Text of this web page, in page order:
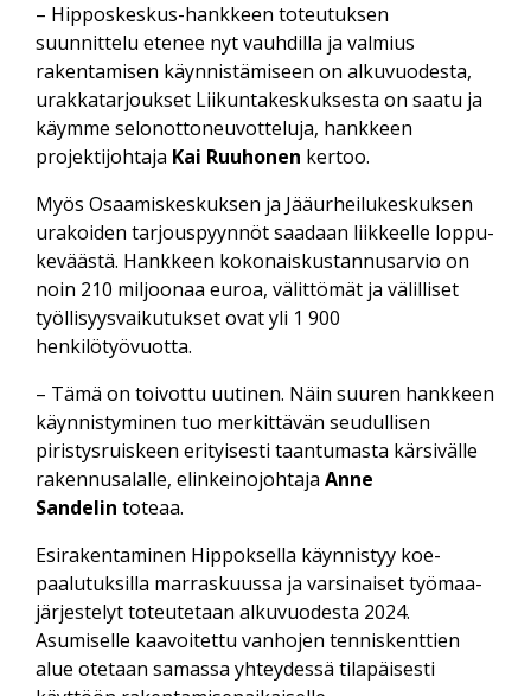
– Hipposkeskus-hankkeen toteutuksen
suunnittelu etenee nyt vauhdilla ja valmius
rakentamisen käynnistämiseen on alku­vuodesta,
urakka­tarjoukset Liikuntakeskuksesta on saatu ja
käymme selonotto­neuvotteluja, hankkeen
projektijohtaja Kai Ruuhonen kertoo.
Myös Osaamiskeskuksen ja Jääurheilukeskuksen
urakoiden tarjous­pyynnöt saadaan liikkeelle loppu­
keväästä. Hankkeen kokonaiskustannus­arvio on
noin 210 miljoonaa euroa, välittömät ja välilliset
työllisyys­vaikutukset ovat yli 1 900
henkilötyövuotta.
– Tämä on toivottu uutinen. Näin suuren hankkeen
käynnistyminen tuo merkittävän seudullisen
piristys­ruiskeen erityisesti taantumasta kärsivälle
rakennus­alalle, elinkeinojohtaja Anne
Sandelin toteaa.
Esirakentaminen Hippoksella käynnistyy koe­
paalutuksilla marraskuussa ja varsinaiset työmaa­
järjestelyt toteutetaan alku­vuodesta 2024.
Asumiselle kaavoitettu vanhojen tennis­kenttien
alue otetaan samassa yhteydessä tila­päisesti